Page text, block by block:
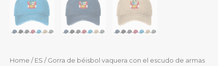
Home / ES / Gorra de béisbol vaquera con el escudo de armas